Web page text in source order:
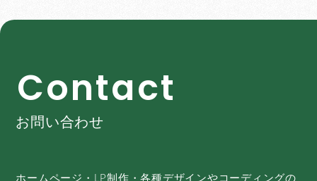
Contact
お問い合わせ
ホームページ・LP制作・各種デザインやコーディングの